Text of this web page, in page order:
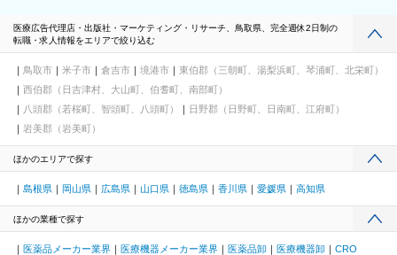
医療広告代理店・出版社・マーケティング・リサーチ、鳥取県、完全週休2日制の
転職・求人情報をエリアで絞り込む
鳥取市 米子市 倉吉市 境港市
東伯郡（三朝町、湯梨浜町、琴浦町、北栄町）
西伯郡（日吉津村、大山町、伯耆町、南部町）
八頭郡（若桜町、智頭町、八頭町）
日野郡（日野町、日南町、江府町）
岩美郡（岩美町）
ほかのエリアで探す
島根県 岡山県 広島県 山口県 徳島県 香川県 愛媛県 高知県
ほかの業種で探す
医薬品メーカー業界 医療機器メーカー業界 医薬品卸 医療機器卸
CRO